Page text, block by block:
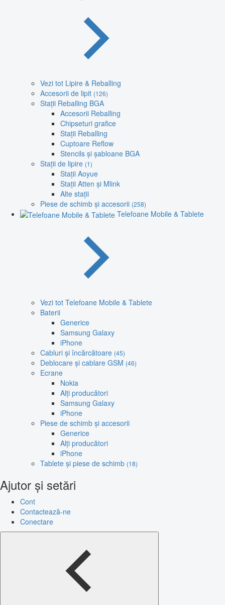
Vezi tot Lipire & Reballing
Accesorii de lipit (126)
Stații Reballing BGA
Accesorii Reballing
Chipseturi grafice
Stații Reballing
Cuptoare Reflow
Stencils și șabloane BGA
Stații de lipire (1)
Stații Aoyue
Stații Atten și Mlink
Alte stații
Piese de schimb și accesorii (258)
Telefoane Mobile & Tablete
Vezi tot Telefoane Mobile & Tablete
Baterii
Generice
Samsung Galaxy
iPhone
Cabluri și încărcătoare (45)
Deblocare și cablare GSM (46)
Ecrane
Nokia
Alți producători
Samsung Galaxy
iPhone
Piese de schimb și accesorii
Generice
Alți producători
iPhone
Tablete și piese de schimb (18)
Ajutor și setări
Cont
Contactează-ne
Conectare